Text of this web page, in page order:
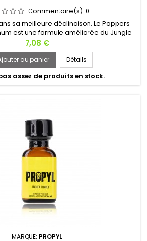
Commentaire(s): 0
sa meilleure déclinaison. Le Poppers
est une formule améliorée du Jungle
liquide est enrichi en puissance tout en
L'action quasi narcotique du Jungle
fait le partenaire idéal de la convivialité.
Prix
7,08 €
au panier Détails
assez de produits en stock.
MARQUE: PROPYL